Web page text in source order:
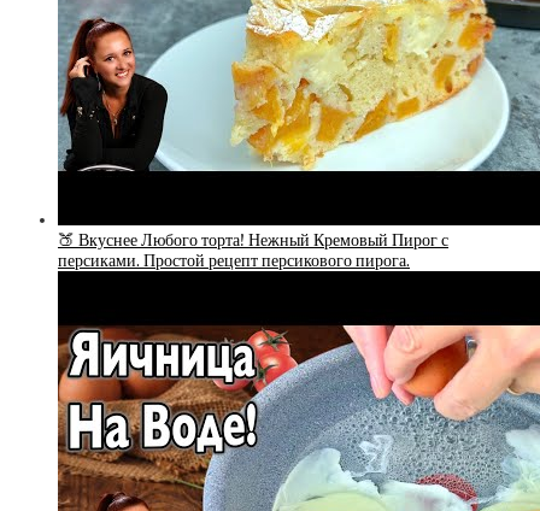
🍑 Вкуснее Любого торта! Нежный Кремовый Пирог с
персиками. Простой рецепт персикового пирога.